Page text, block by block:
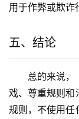
用于作弊或欺诈
五、结论
总的来说，
戏、尊重规则和
规则，不使用任